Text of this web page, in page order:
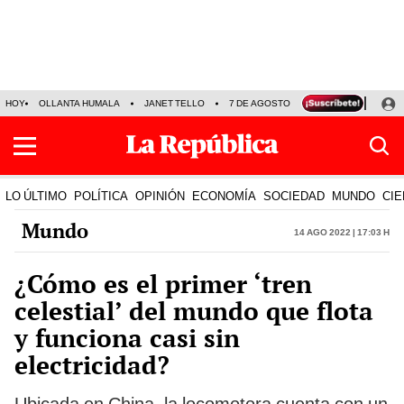
HOY OLLANTA HUMALA JANET TELLO 7 DE AGOSTO TINKA RESULTADOS
LO ÚLTIMO POLÍTICA OPINIÓN ECONOMÍA SOCIEDAD MUNDO
Mundo 14 Ago 2022 | 17:03 h
¿Cómo es el primer ‘tren
celestial’ del mundo que flota
y funciona casi sin
electricidad?